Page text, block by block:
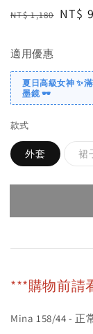
Regular
NT$ 1,180 Sale
NT$
適用優惠
夏日高級女神 ✨
墨鏡 🕶️
款式
外套 裙
***購物前請
Mina 158/44 - 正